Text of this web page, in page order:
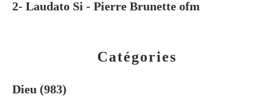
Catégories
Dieu (983)
2- Laudato Si - Pierre Brunette ofm